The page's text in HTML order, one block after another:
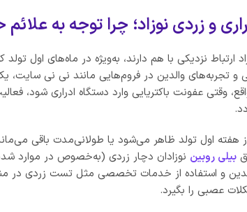
و زردی نوزاد؛ چرا توجه به
ارتباط نزدیکی با هم دارند، به‌ویژه در ماه‌های اول
و تجربه‌های والدین در فروم‌هایی مانند نی نی سایت،
وقتی عفونت باکتریایی وارد دستگاه ادراری شود،
هفته اول تولد ظاهر می‌شود یا طولانی‌مدت باقی
بیلی روبین نوزادان دچار زردی (به‌خصوص در موارد
و استفاده از خدمات تخصصی مثل تست زردی در
عصبی را بگیرد.